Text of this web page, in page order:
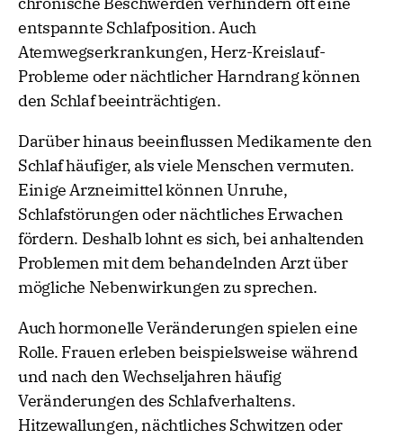
entspannte Schlafposition. Auch
Atemwegserkrankungen, Herz-Kreislauf-
Probleme oder nächtlicher Harndrang können
den Schlaf beeinträchtigen.
Darüber hinaus beeinflussen Medikamente den
Schlaf häufiger, als viele Menschen vermuten.
Einige Arzneimittel können Unruhe,
Schlafstörungen oder nächtliches Erwachen
fördern. Deshalb lohnt es sich, bei anhaltenden
Problemen mit dem behandelnden Arzt über
mögliche Nebenwirkungen zu sprechen.
Auch hormonelle Veränderungen spielen eine
Rolle. Frauen erleben beispielsweise während
und nach den Wechseljahren häufig
Veränderungen des Schlafverhaltens.
Hitzewallungen, nächtliches Schwitzen oder